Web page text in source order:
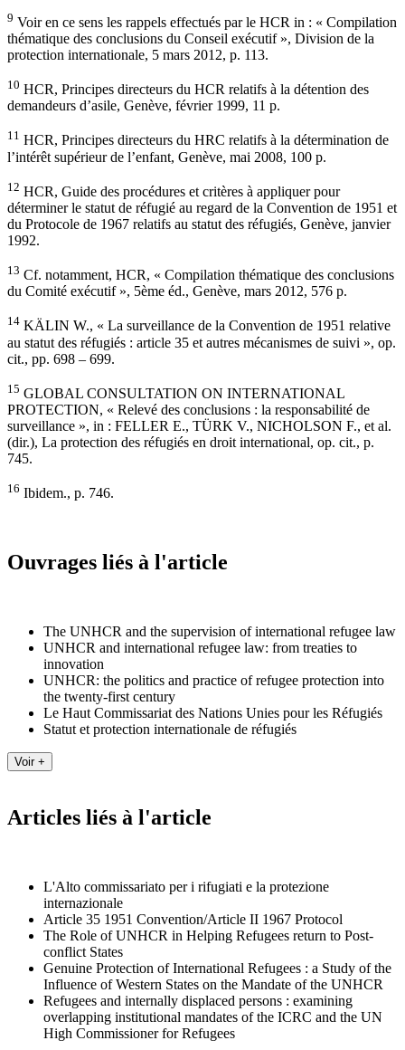
9 Voir en ce sens les rappels effectués par le HCR in : « Compilation
thématique des conclusions du Conseil exécutif », Division de la
protection internationale, 5 mars 2012, p. 113.
10 HCR, Principes directeurs du HCR relatifs à la détention des
demandeurs d’asile, Genève, février 1999, 11 p.
11 HCR, Principes directeurs du HRC relatifs à la détermination de
l’intérêt supérieur de l’enfant, Genève, mai 2008, 100 p.
12 HCR, Guide des procédures et critères à appliquer pour
déterminer le statut de réfugié au regard de la Convention de 1951 et
du Protocole de 1967 relatifs au statut des réfugiés, Genève, janvier
1992.
13 Cf. notamment, HCR, « Compilation thématique des conclusions
du Comité exécutif », 5ème éd., Genève, mars 2012, 576 p.
14 KÄLIN W., « La surveillance de la Convention de 1951 relative
au statut des réfugiés : article 35 et autres mécanismes de suivi », op.
cit., pp. 698 – 699.
15 GLOBAL CONSULTATION ON INTERNATIONAL
PROTECTION, « Relevé des conclusions : la responsabilité de
surveillance », in : FELLER E., TÜRK V., NICHOLSON F., et al.
(dir.), La protection des réfugiés en droit international, op. cit., p.
745.
16 Ibidem., p. 746.
Ouvrages liés à l'article
The UNHCR and the supervision of international refugee law
UNHCR and international refugee law: from treaties to
innovation
UNHCR: the politics and practice of refugee protection into
the twenty-first century
Le Haut Commissariat des Nations Unies pour les Réfugiés
Statut et protection internationale de réfugiés
Articles liés à l'article
L'Alto commissariato per i rifugiati e la protezione
internazionale
Article 35 1951 Convention/Article II 1967 Protocol
The Role of UNHCR in Helping Refugees return to Post-
conflict States
Genuine Protection of International Refugees : a Study of the
Influence of Western States on the Mandate of the UNHCR
Refugees and internally displaced persons : examining
overlapping institutional mandates of the ICRC and the UN
High Commissioner for Refugees